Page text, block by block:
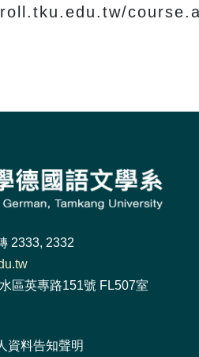
2333, 2332
區英專路151號 FL507室
資料告知聲明